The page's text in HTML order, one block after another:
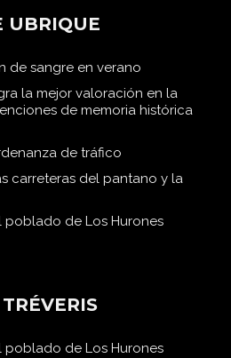
UBRIQUE
de sangre en verano
la mejor valoración en la
de memoria histórica
de tráfico
carreteras del pantano y la
poblado de Los Hurones
poblado de Los Hurones